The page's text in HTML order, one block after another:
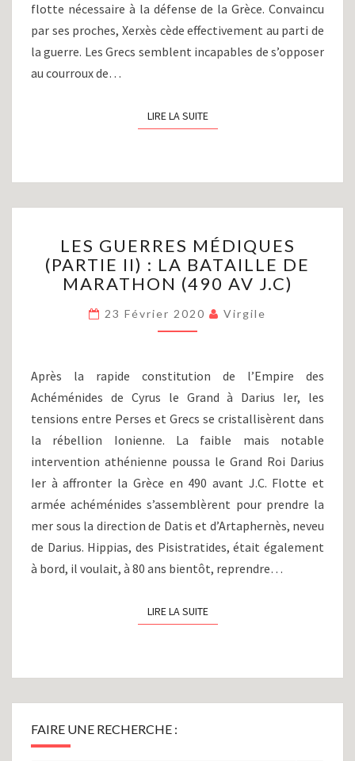
flotte nécessaire à la défense de la Grèce. Convaincu
par ses proches, Xerxès cède effectivement au parti de
la guerre. Les Grecs semblent incapables de s’opposer
au courroux de…
LIRE LA SUITELIRE LA SUITE
GUERRES
MÉDIQUES
(PARTIE
:
LA
DE
MARATHON
(490
AV
J.C)
LES GUERRES MÉDIQUES
(PARTIE II) : LA BATAILLE DE
MARATHON (490 AV J.C)
23 Février 2020 Virgile
Après la rapide constitution de l’Empire des
Achéménides de Cyrus le Grand à Darius Ier, les
tensions entre Perses et Grecs se cristallisèrent dans
la rébellion Ionienne. La faible mais notable
intervention athénienne poussa le Grand Roi Darius
Ier à affronter la Grèce en 490 avant J.C. Flotte et
armée achéménides s’assemblèrent pour prendre la
mer sous la direction de Datis et d’Artaphernès, neveu
de Darius. Hippias, des Pisistratides, était également
à bord, il voulait, à 80 ans bientôt, reprendre…
LIRE LA SUITELIRE LA SUITE
FAIRE UNE RECHERCHE :